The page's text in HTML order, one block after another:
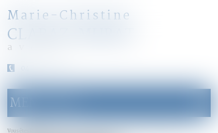
Marie-Christine
CLARAZ-MURAT
avocat
le
menu
MENU
Vous êtes ici :